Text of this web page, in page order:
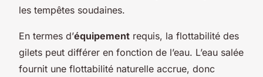
les tempêtes soudaines.
En termes d’équipement requis, la flottabilité des
gilets peut différer en fonction de l’eau. L’eau salée
fournit une flottabilité naturelle accrue, donc